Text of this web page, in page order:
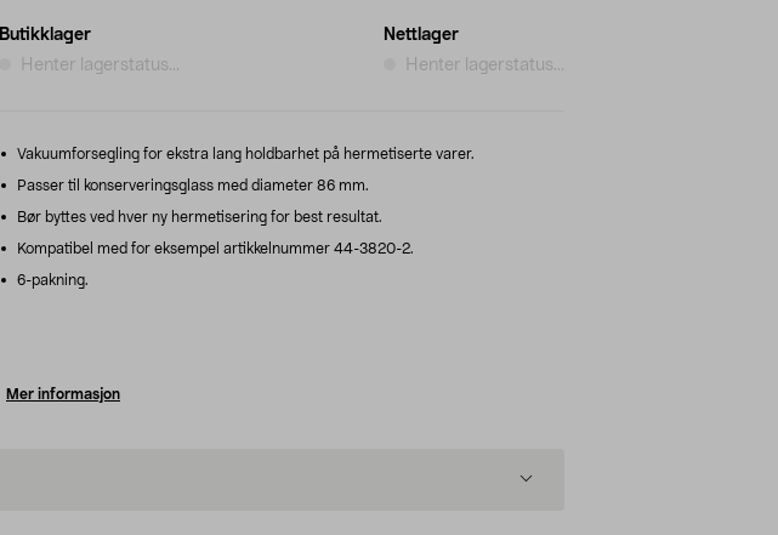
Butikklager
Henter lagerstatus...
Nettlager
Henter lagerstatus...
Vakuumforsegling for ekstra lang holdbarhet på hermetiserte varer.
Passer til konserveringsglass med diameter 86 mm.
Bør byttes ved hver ny hermetisering for best resultat.
Kompatibel med for eksempel artikkelnummer 44-3820-2.
6-pakning.
Mer informasjon